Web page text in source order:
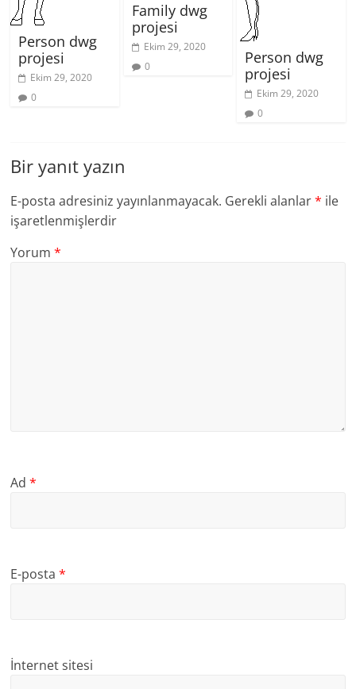
Person dwg
projesi
Ekim 29, 2020
0
Family dwg
projesi
Ekim 29, 2020
0
Person dwg
projesi
Ekim 29, 2020
0
Bir yanıt yazın
E-posta adresiniz yayınlanmayacak. Gerekli alanlar* ile
işaretlenmişlerdir
Yorum*
Ad*
E-posta*
İnternet sitesi